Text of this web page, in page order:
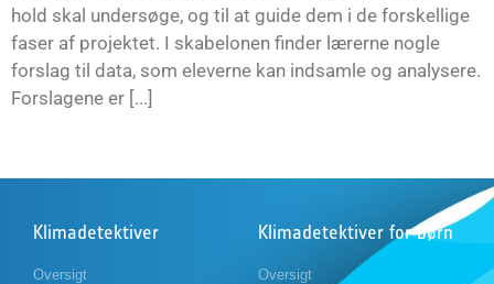
hold skal undersøge, og til at guide dem i de forskellige
faser af projektet. I skabelonen finder lærerne nogle
forslag til data, som eleverne kan indsamle og analysere.
Forslagene er [...]
Klimadetektiver
Oversigt
Klimadetektiver for børn
Oversigt